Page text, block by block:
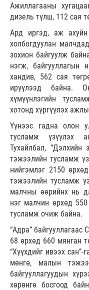
Ажиллагааны
дизель түлш, 112 сая
Ард иргэд, аж ахуйн
холбогдуулан
зохион байгуулж
нэгж, байгууллагын
хандив, 562 сая
ирүүлээд байна.
хүмүүнлэгийн
хотонд хүргүүлэх
Үүнээс гадна олон
тусламж үзүүлэх
Тухайлбал, “Дэлхийн
тэжээлийн тусламж
нийгэмлэг 2150
тэжээлийн тусламж
малчны өөрийнх нь
нэг малчин өрхөд
тусламж очиж байна.
“Адра” байгууллагаас
68 өрхөд 660 мянган
“Хүүхдийг ивээх
мөнгө, малын
байгууллагуудын
хөрөнгө босгоод